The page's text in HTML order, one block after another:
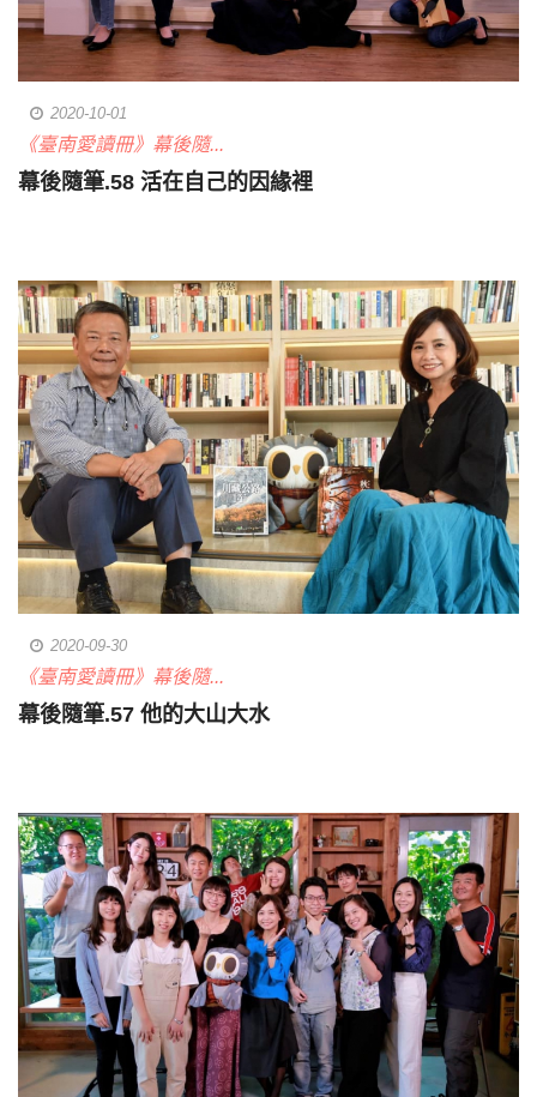
2020-10-01
《臺南愛讀冊》幕後隨...
幕後隨筆.58 活在自己的因緣裡
2020-09-30
《臺南愛讀冊》幕後隨...
幕後隨筆.57 他的大山大水